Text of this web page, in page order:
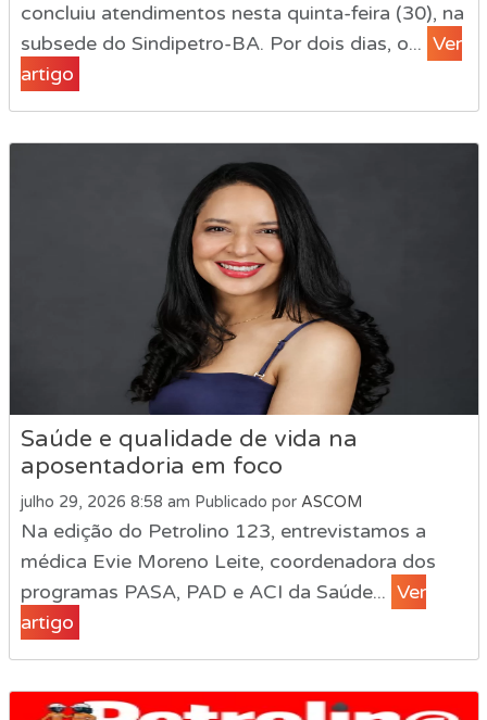
concluiu atendimentos nesta quinta-feira (30), na
subsede do Sindipetro-BA. Por dois dias, o... Ver
artigo
Saúde e qualidade de vida na
aposentadoria em foco
julho 29, 2026 8:58 am Publicado por ASCOM
Na edição do Petrolino 123, entrevistamos a
médica Evie Moreno Leite, coordenadora dos
programas PASA, PAD e ACI da Saúde... Ver
artigo